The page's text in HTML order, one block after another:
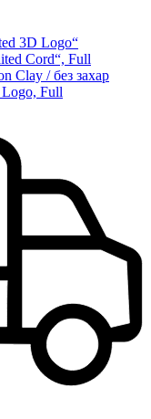
3D Logo“
Cord“, Full
Clay / без захар
Full